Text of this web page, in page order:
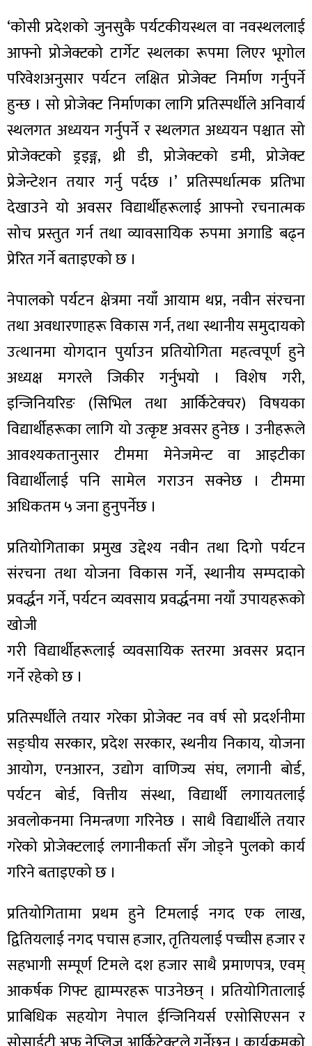
‘कोसी प्रदेशको जुनसुकै पर्यटकीयस्थल वा नवस्थललाई
आफ्नो प्रोजेक्टको टार्गेट स्थलका रूपमा लिएर भूगोल
परिवेशअनुसार पर्यटन लक्षित प्रोजेक्ट निर्माण गर्नुपर्ने
हुन्छ । सो प्रोजेक्ट निर्माणका लागि प्रतिस्पर्धीले अनिवार्य
स्थलगत अध्ययन गर्नुपर्ने र स्थलगत अध्ययन पश्चात सो
प्रोजेक्टको ड्रइङ्ग, थ्री डी, प्रोजेक्टको डमी, प्रोजेक्ट
प्रेजेन्टेशन तयार गर्नु पर्दछ ।’ प्रतिस्पर्धात्मक प्रतिभा
देखाउने यो अवसर विद्यार्थीहरूलाई आफ्नो रचनात्मक
सोच प्रस्तुत गर्न तथा व्यावसायिक रुपमा अगाडि बढ्न
प्रेरित गर्ने बताइएको छ ।
नेपालको पर्यटन क्षेत्रमा नयाँ आयाम थप्न, नवीन संरचना
तथा अवधारणाहरू विकास गर्न, तथा स्थानीय समुदायको
उत्थानमा योगदान पुर्याउन प्रतियोगिता महत्वपूर्ण हुने
अध्यक्ष मगरले जिकीर गर्नुभयो । विशेष गरी,
इन्जिनियरिङ (सिभिल तथा आर्किटेक्चर) विषयका
विद्यार्थीहरूका लागि यो उत्कृष्ट अवसर हुनेछ । उनीहरूले
आवश्यकतानुसार टीममा मेनेजमेन्ट वा आइटीका
विद्यार्थीलाई पनि सामेल गराउन सक्नेछ । टीममा
अधिकतम ५ जना हुनुपर्नेछ ।
प्रतियोगिताका प्रमुख उद्देश्य नवीन तथा दिगो पर्यटन
संरचना तथा योजना विकास गर्ने, स्थानीय सम्पदाको
प्रवर्द्धन गर्ने, पर्यटन व्यवसाय प्रवर्द्धनमा नयाँ उपायहरूको
खोजी
गरी विद्यार्थीहरूलाई व्यवसायिक स्तरमा अवसर प्रदान
गर्ने रहेको छ ।
प्रतिस्पर्धीले तयार गरेका प्रोजेक्ट नव वर्ष सो प्रदर्शनीमा
सङ्घीय सरकार, प्रदेश सरकार, स्थनीय निकाय, योजना
आयोग, एनआरन, उद्योग वाणिज्य संघ, लगानी बोर्ड,
पर्यटन बोर्ड, वित्तीय संस्था, विद्यार्थी लगायतलाई
अवलोकनमा निमन्त्रणा गरिनेछ । साथै विद्यार्थीले तयार
गरेको प्रोजेक्टलाई लगानीकर्ता सँग जोड्ने पुलको कार्य
गरिने बताइएको छ ।
प्रतियोगितामा प्रथम हुने टिमलाई नगद एक लाख,
द्वितियलाई नगद पचास हजार, तृतियलाई पच्चीस हजार र
सहभागी सम्पूर्ण टिमले दश हजार साथै प्रमाणपत्र, एवम्
आकर्षक गिफ्ट ह्याम्परहरू पाउनेछन् । प्रतियोगितालाई
प्राबिधिक सहयोग नेपाल ईन्जिनियर्स एसोसिएसन र